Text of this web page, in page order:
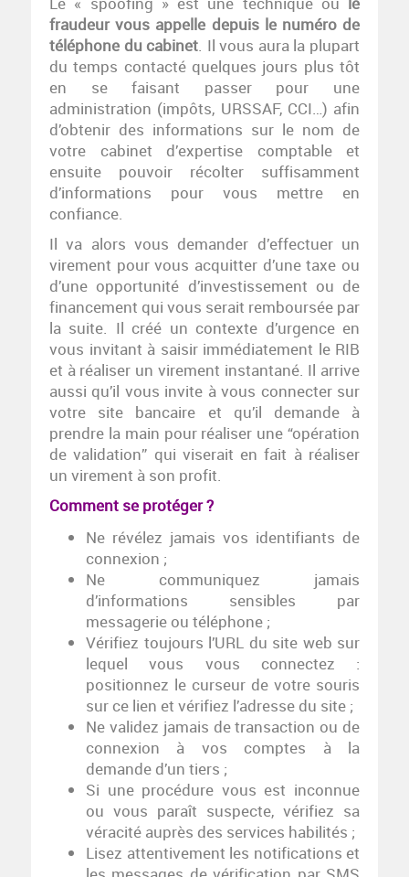
fraudeur vous appelle depuis le numéro de
téléphone du cabinet. Il vous aura la plupart
du temps contacté quelques jours plus tôt
en se faisant passer pour une
administration (impôts, URSSAF, CCI…) afin
d’obtenir des informations sur le nom de
votre cabinet d’expertise comptable et
ensuite pouvoir récolter suffisamment
d’informations pour vous mettre en
confiance.
Il va alors vous demander d’effectuer un
virement pour vous acquitter d’une taxe ou
d’une opportunité d’investissement ou de
financement qui vous serait remboursée par
la suite. Il créé un contexte d’urgence en
vous invitant à saisir immédiatement le RIB
et à réaliser un virement instantané. Il arrive
aussi qu’il vous invite à vous connecter sur
votre site bancaire et qu’il demande à
prendre la main pour réaliser une “opération
de validation” qui viserait en fait à réaliser
un virement à son profit.
Comment se protéger ?
Ne révélez jamais vos identifiants de
connexion ;
Ne communiquez jamais
d’informations sensibles par
messagerie ou téléphone ;
Vérifiez toujours l’URL du site web sur
lequel vous vous connectez :
positionnez le curseur de votre souris
sur ce lien et vérifiez l’adresse du site ;
Ne validez jamais de transaction ou de
connexion à vos comptes à la
demande d’un tiers ;
Si une procédure vous est inconnue
ou vous paraît suspecte, vérifiez sa
véracité auprès des services habilités ;
Lisez attentivement les notifications et